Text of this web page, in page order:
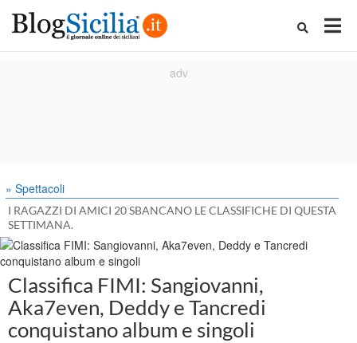
» Spettacoli
I RAGAZZI DI AMICI 20 SBANCANO LE CLASSIFICHE DI QUESTA
SETTIMANA.
Classifica FIMI: Sangiovanni,
Aka7even, Deddy e Tancredi
conquistano album e singoli